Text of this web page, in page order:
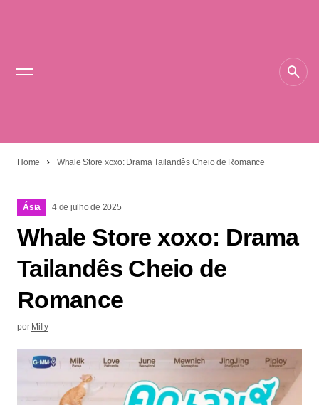
Home Whale Store xoxo: Drama Tailandês Cheio de Romance
Ásia 4 de julho de 2025
Whale Store xoxo: Drama
Tailandês Cheio de
Romance
por Milly